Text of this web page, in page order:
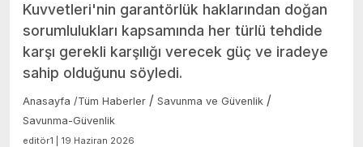
Kuvvetleri'nin garantörlük haklarından doğan
sorumlulukları kapsamında her türlü tehdide
karşı gerekli karşılığı verecek güç ve iradeye
sahip olduğunu söyledi.
Anasayfa /Tüm Haberler / Savunma ve Güvenlik /
Savunma-Güvenlik
editör1 | 19 Haziran 2026